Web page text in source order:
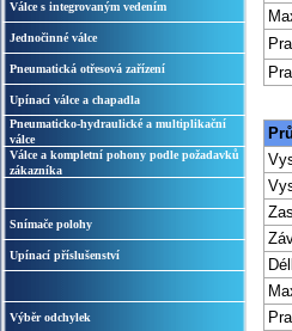
Válce s integrovaným vedením
Jednočinné válce
Pneumatická otřesová zařízení
Upínací válce a chapadla
Pneumaticko-hydraulické a multiplikační
válce
Válce a kompletní pohony podle požadavků
zákazníka
Snímače polohy
Upínací příslušenství
Výběr odchylek